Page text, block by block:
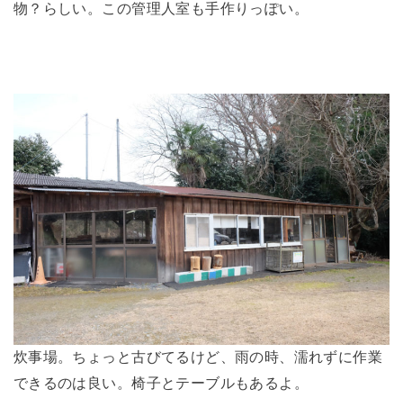
物？らしい。この管理人室も手作りっぽい。
炊事場。ちょっと古びてるけど、雨の時、濡れずに作業
できるのは良い。椅子とテーブルもあるよ。